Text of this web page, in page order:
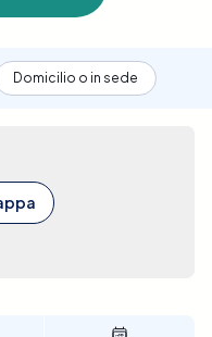
Domicilio o in sede